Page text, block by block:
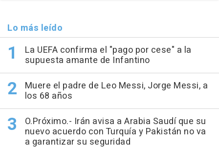
Lo más leído
La UEFA confirma el "pago por cese" a la
supuesta amante de Infantino
Muere el padre de Leo Messi, Jorge Messi, a
los 68 años
O.Próximo.- Irán avisa a Arabia Saudí que su
nuevo acuerdo con Turquía y Pakistán no va
a garantizar su seguridad